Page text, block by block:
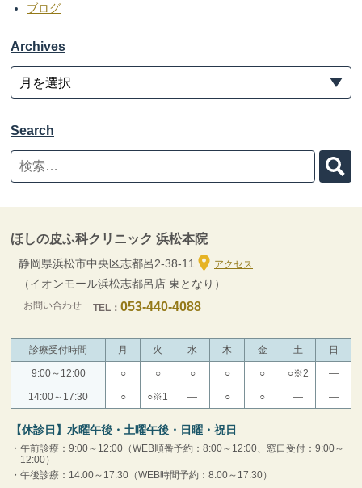
ブログ
Archives
Search
ほしの皮ふ科クリニック 浜松本院
静岡県浜松市中央区志都呂2-38-11 アクセス
（イオンモール浜松志都呂店 東となり）
お問い合わせ TEL： 053-440-4088
診療受付時間 月 火 水 木 金 土 日
9:00～12:00 ○ ○ ○ ○ ○ ○※2 ―
14:00～17:30 ○ ○※1 ― ○ ○ ― ―
【休診日】水曜午後・土曜午後・日曜・祝日
午前診療：9:00～12:00（WEB順番予約：8:00～12:00、窓口受付：9:00～
12:00）
午後診療：14:00～17:30（WEB時間予約：8:00～17:30）